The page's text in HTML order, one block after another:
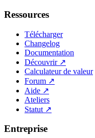
Ressources
Télécharger
Changelog
Documentation
Découvrir↗
Calculateur de valeur
Forum ↗
Aide ↗
Ateliers
Statut ↗
Entreprise